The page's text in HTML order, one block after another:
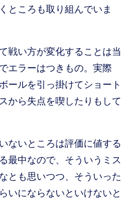
ところも取り組んでいま
戦い方が変化することは当
エラーはつきもの。実際
ールを引っ掛けてショート
から失点を喫したりもして
ないところは評価に値する
最中なので、そういうミス
とも思いつつ、そういった
いにならないといけないと